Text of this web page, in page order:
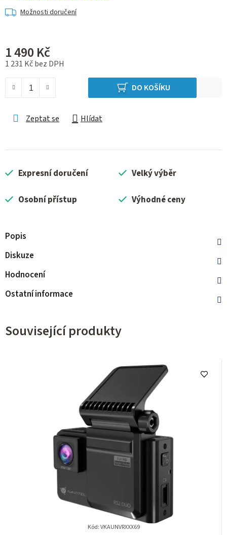
Možnosti doručení
1 490 Kč
1 231 Kč bez DPH
DO KOŠÍKU
Zeptat se Hlídat
Expresní doručení Velký výběr
Osobní přístup Výhodné ceny
Popis
Diskuze
Hodnocení
Ostatní informace
Související produkty
Kód:VKAUNVRXXX69